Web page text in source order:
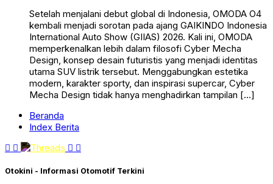
Setelah menjalani debut global di Indonesia, OMODA O4
kembali menjadi sorotan pada ajang GAIKINDO Indonesia
International Auto Show (GIIAS) 2026. Kali ini, OMODA
memperkenalkan lebih dalam filosofi Cyber Mecha
Design, konsep desain futuristis yang menjadi identitas
utama SUV listrik tersebut. Menggabungkan estetika
modern, karakter sporty, dan inspirasi supercar, Cyber
Mecha Design tidak hanya menghadirkan tampilan […]
Beranda
Index Berita
Otokini - Informasi Otomotif Terkini